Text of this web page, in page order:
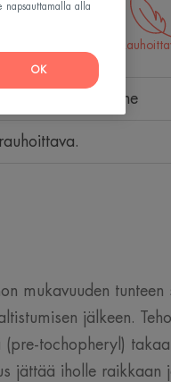
setting and withdraw
mukavuuden tunne
mukavuuden
jälkeen.
tochopheryl)
jättää iholle raikkaan
napsauttamalla alla
OK